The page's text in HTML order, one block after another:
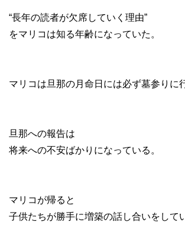
“長年の読者が欠席していく理由”
をマリコは知る年齢になっていた。
マリコは旦那の月命日には必ず墓参りに
旦那への報告は
将来への不安ばかりになっている。
マリコが帰ると
子供たちが勝手に増築の話し合いをして